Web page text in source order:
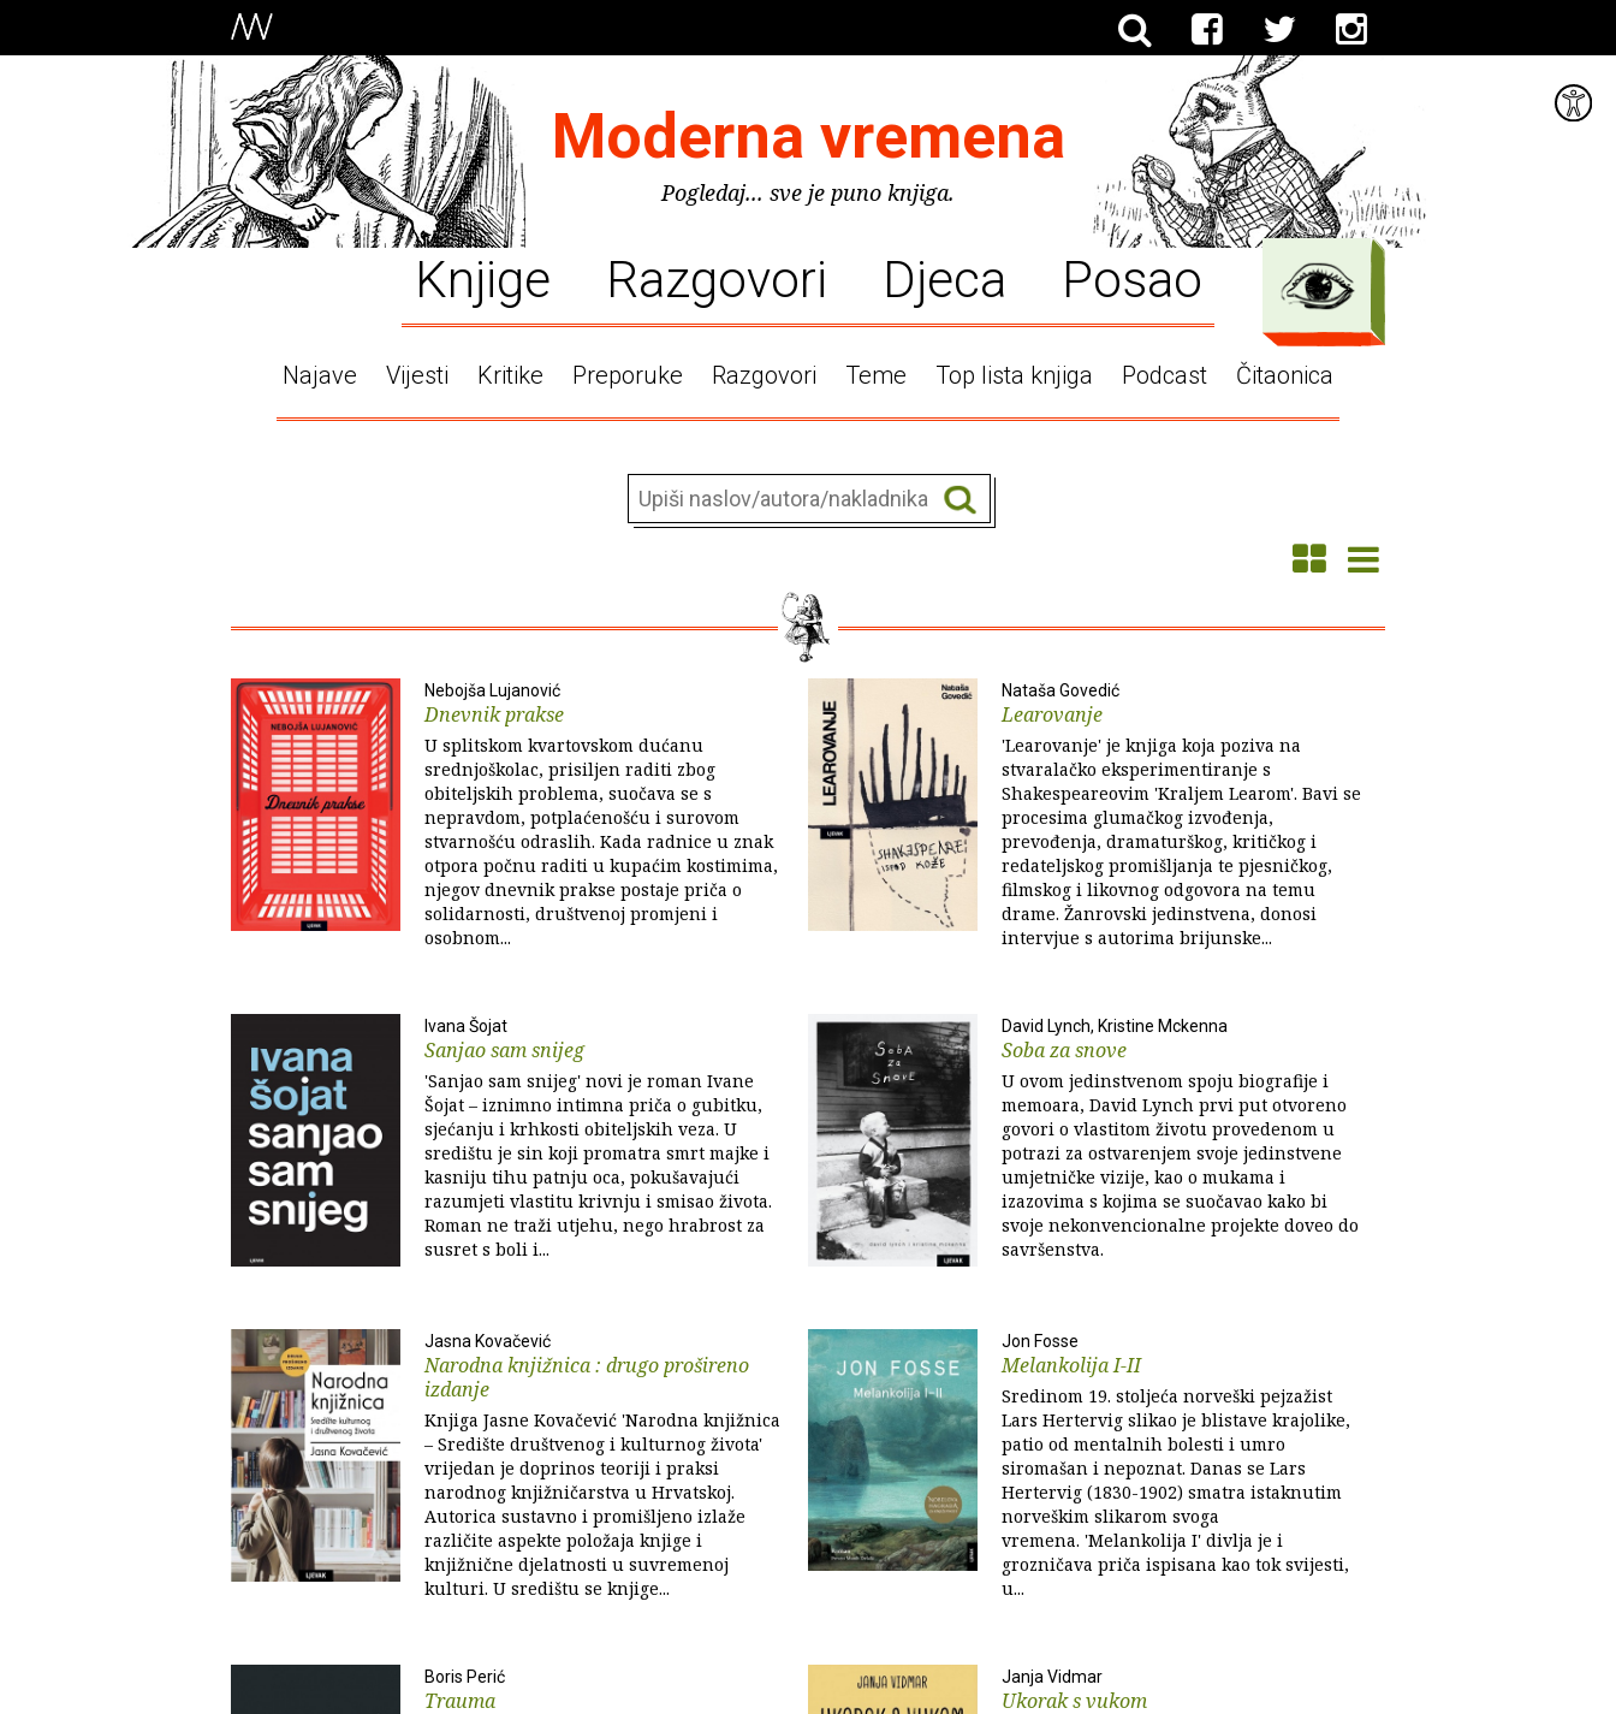
Moderna vremena
Pogledaj... sve je puno knjiga.
Knjige Razgovori Djeca Posao
Najave Vijesti Kritike Preporuke Razgovori Teme Top lista knjiga Podcast Čitaonica
Nebojša Lujanović
Dnevnik prakse
U splitskom kvartovskom dućanu
srednjoškolac, prisiljen raditi zbog
obiteljskih problema, suočava se s
nepravdom, potplaćenošću i surovom
stvarnošću odraslih. Kada radnice u znak
otpora počnu raditi u kupaćim kostimima,
njegov dnevnik prakse postaje priča o
solidarnosti, društvenoj promjeni i
osobnom...
Nataša Govedić
Learovanje
'Learovanje' je knjiga koja poziva na
stvaralačko eksperimentiranje s
Shakespeareovim 'Kraljem Learom'. Bavi se
procesima glumačkog izvođenja,
prevođenja, dramaturškog, kritičkog i
redateljskog promišljanja te pjesničkog,
filmskog i likovnog odgovora na temu
drame. Žanrovski jedinstvena, donosi
intervjue s autorima brijunske...
Ivana Šojat
Sanjao sam snijeg
'Sanjao sam snijeg' novi je roman Ivane
Šojat – iznimno intimna priča o gubitku,
sjećanju i krhkosti obiteljskih veza. U
središtu je sin koji promatra smrt majke i
kasniju tihu patnju oca, pokušavajući
razumjeti vlastitu krivnju i smisao života.
Roman ne traži utjehu, nego hrabrost za
susret s boli i...
David Lynch, Kristine Mckenna
Soba za snove
U ovom jedinstvenom spoju biografije i
memoara, David Lynch prvi put otvoreno
govori o vlastitom životu provedenom u
potrazi za ostvarenjem svoje jedinstvene
umjetničke vizije, kao o mukama i
izazovima s kojima se suočavao kako bi
svoje nekonvencionalne projekte doveo do
savršenstva.
Jasna Kovačević
Narodna knjižnica : drugo prošireno
izdanje
Knjiga Jasne Kovačević 'Narodna knjižnica
– Središte društvenog i kulturnog života'
vrijedan je doprinos teoriji i praksi
narodnog knjižničarstva u Hrvatskoj.
Autorica sustavno i promišljeno izlaže
različite aspekte položaja knjige i
knjižnične djelatnosti u suvremenoj
kulturi. U središtu se knjige...
Jon Fosse
Melankolija I-II
Sredinom 19. stoljeća norveški pejzažist
Lars Hertervig slikao je blistave krajolike,
patio od mentalnih bolesti i umro
siromašan i nepoznat. Danas se Lars
Hertervig (1830-1902) smatra istaknutim
norveškim slikarom svoga
vremena. 'Melankolija I' divlja je i
grozničava priča ispisana kao tok svijesti,
u...
Boris Perić
Trauma
Janja Vidmar
Ukorak s vukom